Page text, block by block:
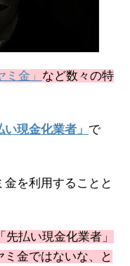
ミ金」 など数々の特
い現金化業者」 で
を利用することと
先払い現金化業者」
ミ金ではないな、と